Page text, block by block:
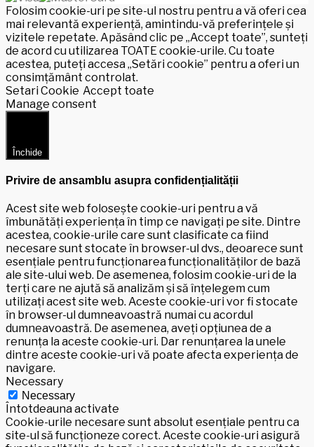
Folosim cookie-uri pe site-ul nostru pentru a vă oferi cea
mai relevantă experiență, amintindu-vă preferințele și
vizitele repetate. Apăsând clic pe „Accept toate”, sunteți
de acord cu utilizarea TOATE cookie-urile. Cu toate
acestea, puteți accesa „Setări cookie” pentru a oferi un
consimțământ controlat.
Setari Cookie Accept toate
Manage consent
Închide
Privire de ansamblu asupra confidențialității
Acest site web folosește cookie-uri pentru a vă
îmbunătăți experiența în timp ce navigați pe site. Dintre
acestea, cookie-urile care sunt clasificate ca fiind
necesare sunt stocate în browser-ul dvs., deoarece sunt
esențiale pentru funcționarea funcționalităților de bază
ale site-ului web. De asemenea, folosim cookie-uri de la
terți care ne ajută să analizăm și să înțelegem cum
utilizați acest site web. Aceste cookie-uri vor fi stocate
în browser-ul dumneavoastră numai cu acordul
dumneavoastră. De asemenea, aveți opțiunea de a
renunța la aceste cookie-uri. Dar renunțarea la unele
dintre aceste cookie-uri vă poate afecta experiența de
navigare.
Necessary
Necessary
Întotdeauna activate
Cookie-urile necesare sunt absolut esențiale pentru ca
site-ul să funcționeze corect. Aceste cookie-uri asigură